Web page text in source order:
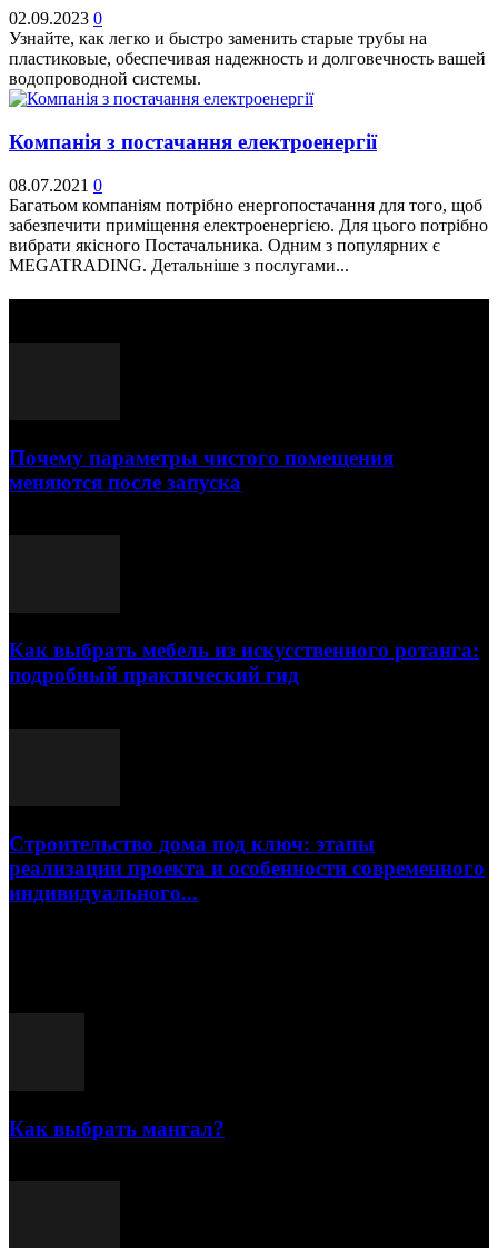
02.09.2023 0
Узнайте, как легко и быстро заменить старые трубы на
пластиковые, обеспечивая надежность и долговечность вашей
водопроводной системы.
Компанія з постачання електроенергії
08.07.2021 0
Багатьом компаніям потрібно енергопостачання для того, щоб
забезпечити приміщення електроенергією. Для цього потрібно
вибрати якісного Постачальника. Одним з популярних є
MEGATRADING. Детальніше з послугами...
Почему параметры чистого помещения
меняются после запуска
Как выбрать мебель из искусственного ротанга:
подробный практический гид
Строительство дома под ключ: этапы
реализации проекта и особенности современного
индивидуального...
Как выбрать мангал?